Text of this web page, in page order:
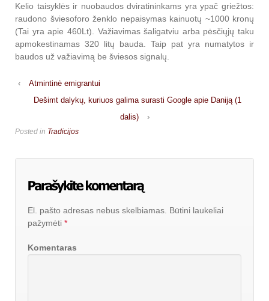
Kelio taisyklės ir nuobaudos dviratininkams yra ypač griežtos:
raudono šviesoforo ženklo nepaisymas kainuotų ~1000 kronų
(Tai yra apie 460Lt). Važiavimas šaligatviu arba pėsčiųjų taku
apmokestinamas 320 litų bauda. Taip pat yra numatytos ir
baudos už važiavimą be šviesos signalų.
‹
Atmintinė emigrantui
Dešimt dalykų, kuriuos galima surasti Google apie Daniją (1
dalis)
›
Posted in Tradicijos
El. pašto adresas nebus skelbiamas. Būtini laukeliai
pažymėti *
Komentaras